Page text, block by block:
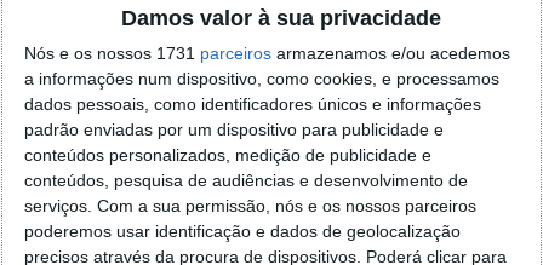
Damos valor à sua privacidade
Nós e os nossos 1731 parceiros armazenamos e/ou acedemos
a informações num dispositivo, como cookies, e processamos
dados pessoais, como identificadores únicos e informações
padrão enviadas por um dispositivo para publicidade e
conteúdos personalizados, medição de publicidade e
conteúdos, pesquisa de audiências e desenvolvimento de
serviços. Com a sua permissão, nós e os nossos parceiros
poderemos usar identificação e dados de geolocalização
precisos através da procura de dispositivos. Poderá clicar para
31 OUT 2020 ·HIGH TECH 11 COMENTÁRIOS
Estamos a viver uma pandemia e a habituar-nos cada
vez mais à presença da COVID-19, que ainda não
conhecemos totalmente. Como é óbvio, vão
surgindo, de vários centros de investigação, possíveis
soluções, tratamentos ou formas de a detetar.